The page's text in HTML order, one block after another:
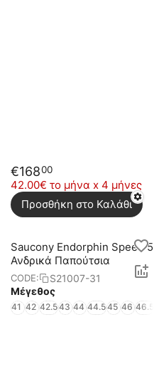
€16800
42.00€ το μήνα x 4 μήνες
Προσθήκη στο Καλάθι
48 49
Saucony Endorphin Speed 5
Ανδρικά Παπούτσια
CODE:
S21007-31
Μέγεθος
41 42 42.543 44 44.545 46 46.5